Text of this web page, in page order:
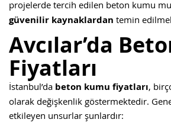
projelerde tercih edilen beton kumu
güvenilir kaynaklardan temin
Avcılar’da
Fiyatları
İstanbul’da beton kumu fiyatları,
olarak değişkenlik göstermektedir.
etkileyen unsurlar şunlardır: